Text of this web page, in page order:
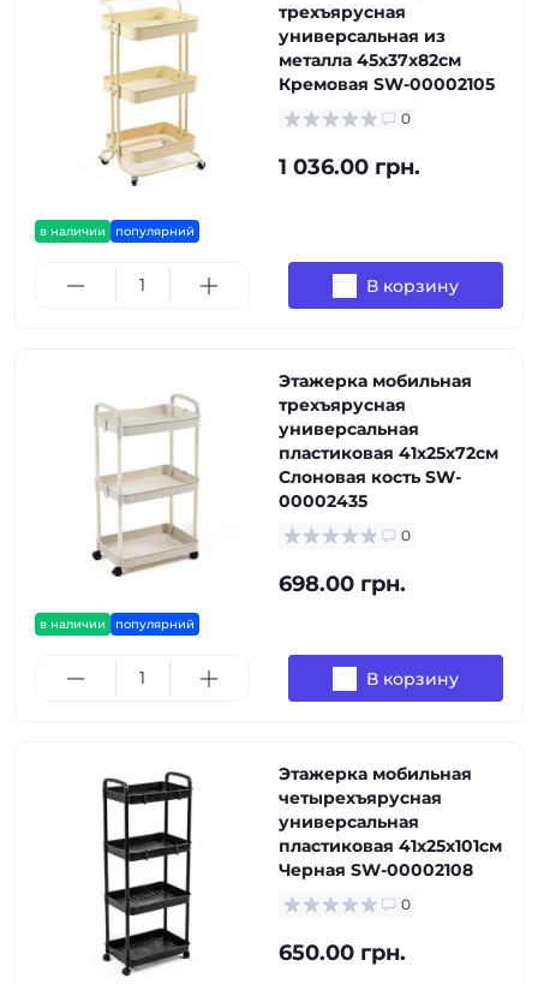
в наличии популярний
трехъярусная
универсальная из
металла 45х37х82см
Кремовая SW-00002105
0
1 036.00 грн.
В корзину
в наличии популярний
Этажерка мобильная
трехъярусная
универсальная
пластиковая 41х25х72см
Слоновая кость SW-
00002435
0
698.00 грн.
В корзину
Этажерка мобильная
четырехъярусная
универсальная
пластиковая 41х25х101см
Черная SW-00002108
0
650.00 грн.